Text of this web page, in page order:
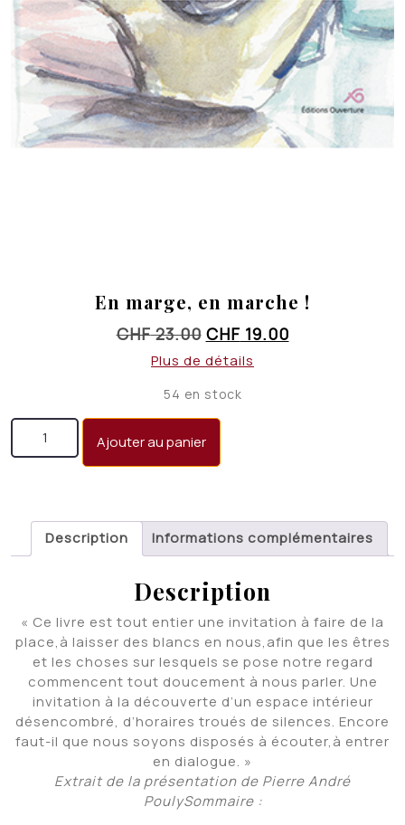
En marge, en marche !
CHF23.00 Le
prix
était :
CHF 19.00Le
Plus de détails
54 en stock
quantité de En marge, en marche !
Ajouter au panier
Description Informations complémentaires
Description
« Ce livre est tout entier une invitation à faire de la
place,à laisser des blancs en nous,afin que les êtres
et les choses sur lesquels se pose notre regard
commencent tout doucement à nous parler. Une
invitation à la découverte d’un espace intérieur
désencombré, d’horaires troués de silences. Encore
faut-il que nous soyons disposés à écouter,à entrer
en dialogue. »
Extrait de la présentation de Pierre André
PoulySommaire :